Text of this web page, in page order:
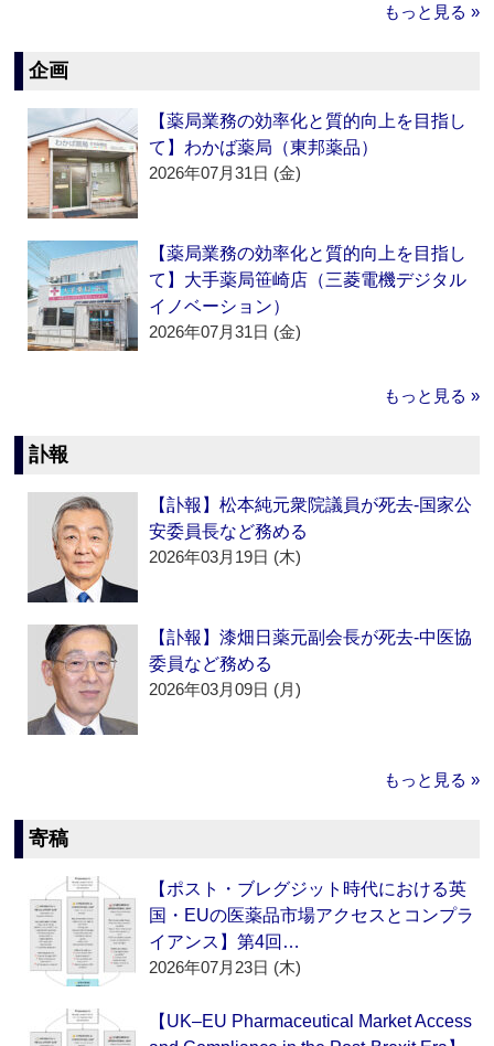
もっと見る »
企画
【薬局業務の効率化と質的向上を目指し
て】わかば薬局（東邦薬品）
2026年07月31日 (金)
【薬局業務の効率化と質的向上を目指し
て】大手薬局笹崎店（三菱電機デジタル
イノベーション）
2026年07月31日 (金)
もっと見る »
訃報
【訃報】松本純元衆院議員が死去‐国家公
安委員長など務める
2026年03月19日 (木)
【訃報】漆畑日薬元副会長が死去‐中医協
委員など務める
2026年03月09日 (月)
もっと見る »
寄稿
【ポスト・ブレグジット時代における英
国・EUの医薬品市場アクセスとコンプラ
イアンス】第4回…
2026年07月23日 (木)
【UK–EU Pharmaceutical Market Access